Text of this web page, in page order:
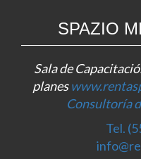
SPAZIO
Sala de
planes
Consultoría
Tel.